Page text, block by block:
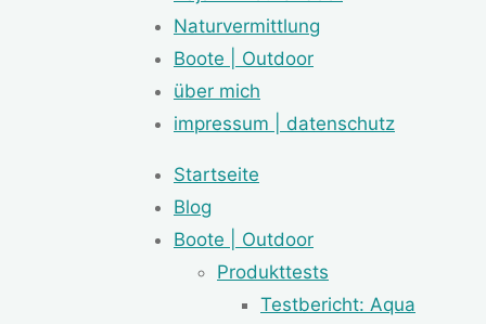
Naturvermittlung
Boote | Outdoor
über mich
impressum | datenschutz
Startseite
Blog
Boote | Outdoor
Produkttests
Testbericht: Aqua